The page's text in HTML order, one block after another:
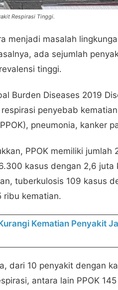
Respirasi Tinggi.
menjadi masalah
ada sejumlah
tinggi.
Burden Diseases 2019
penyebab
pneumonia, kanker
PPOK memiliki jumlah
kasus dengan 2,6
tuberkulosis 109 kasus
ribu kematian.
Kematian Penyakit
dari 10 penyakit dengan
antara lain PPOK